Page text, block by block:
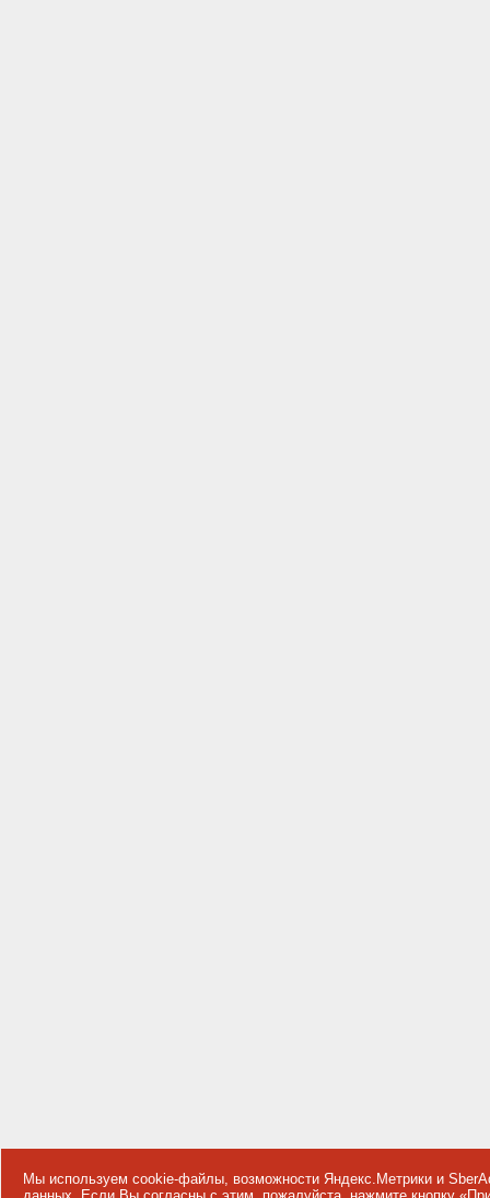
Мы используем cookie-файлы, возможности Яндекс.Метрики и